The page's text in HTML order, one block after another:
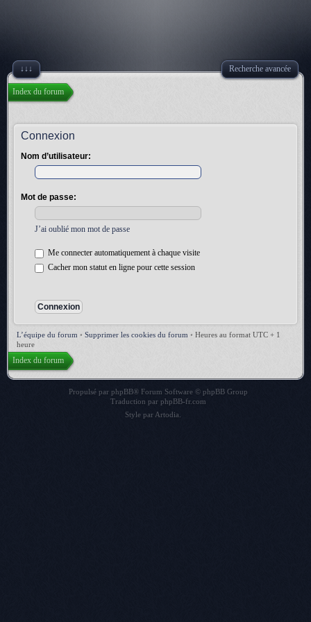
↓↓↓ Recherche avancée
Index du forum
Connexion
Nom d’utilisateur:
Mot de passe:
J’ai oublié mon mot de passe
Me connecter automatiquement à chaque visite
Cacher mon statut en ligne pour cette session
L’équipe du forum • Supprimer les cookies du forum • Heures au format UTC + 1
heure
Index du forum
Propulsé par phpBB® Forum Software © phpBB Group
Traduction par phpBB-fr.com
Style par Artodia